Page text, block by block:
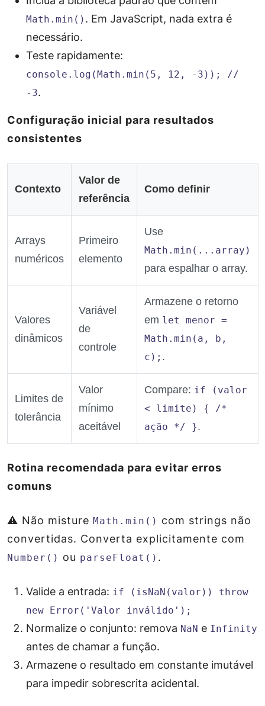
Math.min() . Em JavaScript, nada extra é
necessário.
Teste rapidamente:
console.log(Math.min(5, 12, -3)); //
-3.
Configuração inicial para resultados
consistentes
Contexto
Valor de
referência
Como definir
Arrays
numéricos
Primeiro
elemento
Use
Math.min(...array)
para espalhar o array.
Valores
dinâmicos
Variável
de
controle
Armazene o retorno
em let menor =
Math.min(a, b,
c); .
Limites de
tolerância
Valor
mínimo
aceitável
Compare: if (valor
< limite) { /*
ação */ }.
Rotina recomendada para evitar erros
comuns
⚠️ Não misture Math.min() com strings não
convertidas. Converta explicitamente com
Number() ou parseFloat() .
Valide a entrada: if (isNaN(valor)) throw
new Error('Valor inválido');
Normalize o conjunto: remova NaN e Infinity
antes de chamar a função.
Armazene o resultado em constante imutável
para impedir sobrescrita acidental.